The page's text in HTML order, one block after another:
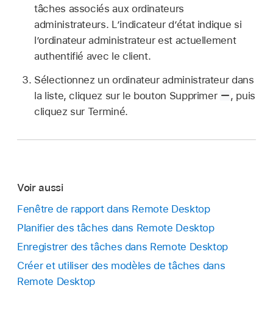
tâches associés aux ordinateurs
administrateurs. L’indicateur d’état indique si
l’ordinateur administrateur est actuellement
authentifié avec le client.
Sélectionnez un ordinateur administrateur dans
la liste, cliquez sur le bouton Supprimer
, puis
cliquez sur Terminé.
Voir aussi
Fenêtre de rapport dans Remote Desktop
Planifier des tâches dans Remote Desktop
Enregistrer des tâches dans Remote Desktop
Créer et utiliser des modèles de tâches dans
Remote Desktop